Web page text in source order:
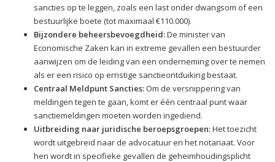
sancties op te leggen, zoals een last onder dwangsom of een
bestuurlijke boete (tot maximaal €110.000).
Bijzondere beheersbevoegdheid:De minister van
Economische Zaken kan in extreme gevallen een bestuurder
aanwijzen om de leiding van een onderneming over te nemen
als er een risico op ernstige sanctieontduiking bestaat.
Centraal Meldpunt Sancties:Om de versnippering van
meldingen tegen te gaan, komt er één centraal punt waar
sanctiemeldingen moeten worden ingediend.
Uitbreiding naar juridische beroepsgroepen:Het toezicht
wordt uitgebreid naar de advocatuur en het notariaat. Voor
hen wordt in specifieke gevallen de geheimhoudingsplicht